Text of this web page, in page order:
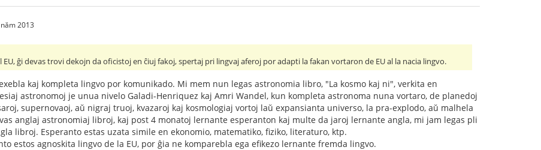
2013
EU, ĝi devas trovi dekojn da oficistoj en ĉiuj fakoj, spertaj pri lingvaj aferoj por adapti la fakan vortaron de EU al la nacia lingvo.
kaj kompleta lingvo por komunikado. Mi mem nun legas astronomia libro, "La kosmo kaj ni", verkita en
astronomoj je unua nivelo Galadi-Henriquez kaj Amri Wandel, kun kompleta astronoma nuna vortaro, de planedoj
supernovaoj, aŭ nigraj truoj, kvazaroj kaj kosmologiaj vortoj laŭ expansianta universo, la pra-explodo, aŭ malhela
anglaj astronomiaj libroj, kaj post 4 monatoj lernante esperanton kaj multe da jaroj lernante angla, mi jam legas pli
libroj. Esperanto estas uzata simile en ekonomio, matematiko, fiziko, literaturo, ktp.
estos agnoskita lingvo de la EU, por ĝia ne komparebla ega efikezo lernante fremda lingvo.